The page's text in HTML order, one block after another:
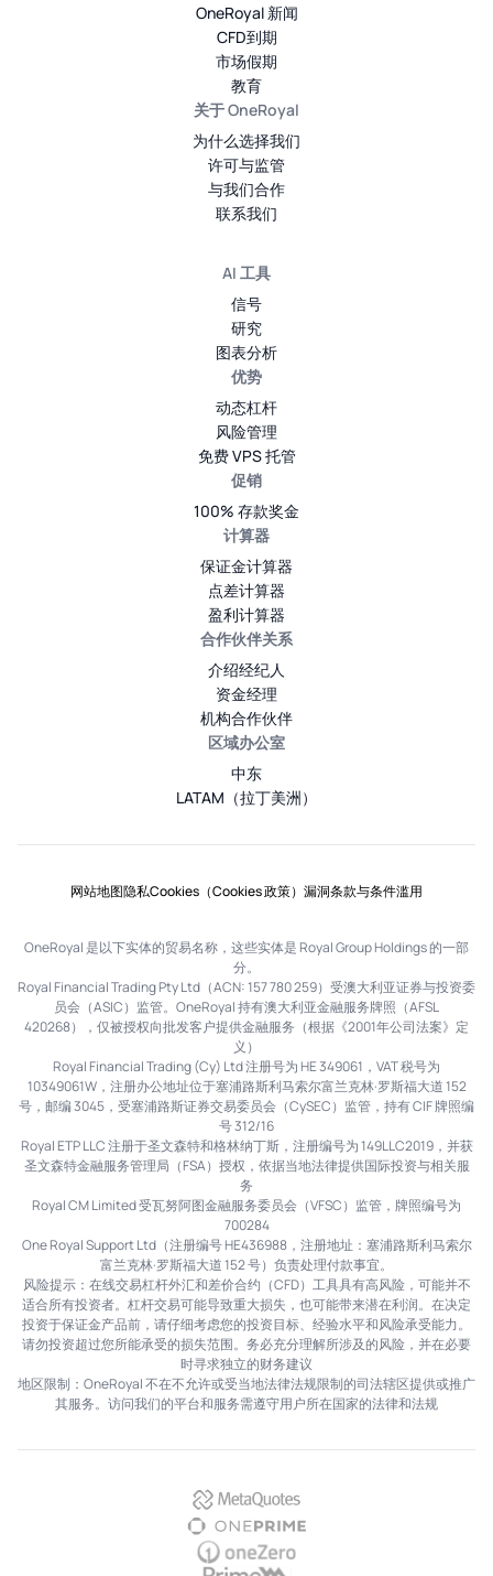
OneRoyal 新闻
CFD到期
市场假期
教育
关于 OneRoyal
为什么选择我们
许可与监管
与我们合作
联系我们
AI 工具
信号
研究
图表分析
优势
动态杠杆
风险管理
免费 VPS 托管
促销
100% 存款奖金
计算器
保证金计算器
点差计算器
盈利计算器
合作伙伴关系
介绍经纪人
资金经理
机构合作伙伴
区域办公室
中东
LATAM（拉丁美洲）
网站地图隐私Cookies（Cookies 政策） 漏洞条款与条件滥用
OneRoyal 是以下实体的贸易名称，这些实体是 Royal Group Holdings 的一部
分。
Royal Financial Trading Pty Ltd（ACN: 157 780 259）受澳大利亚证券与投资委
员会（ASIC）监管。OneRoyal 持有澳大利亚金融服务牌照（AFSL
420268），仅被授权向批发客户提供金融服务（根据《2001年公司法案》定
义）
Royal Financial Trading (Cy) Ltd 注册号为 HE 349061，VAT 税号为
10349061W，注册办公地址位于塞浦路斯利马索尔富兰克林·罗斯福大道 152
号，邮编 3045，受塞浦路斯证券交易委员会（CySEC）监管，持有 CIF 牌照编
号 312/16
Royal ETP LLC 注册于圣文森特和格林纳丁斯，注册编号为 149LLC2019，并获
圣文森特金融服务管理局（FSA）授权，依据当地法律提供国际投资与相关服
务
Royal CM Limited 受瓦努阿图金融服务委员会（VFSC）监管，牌照编号为
700284
One Royal Support Ltd（注册编号 HE436988，注册地址：塞浦路斯利马索尔
富兰克林·罗斯福大道 152 号）负责处理付款事宜。
风险提示：在线交易杠杆外汇和差价合约（CFD）工具具有高风险，可能并不
适合所有投资者。杠杆交易可能导致重大损失，也可能带来潜在利润。在决定
投资于保证金产品前，请仔细考虑您的投资目标、经验水平和风险承受能力。
请勿投资超过您所能承受的损失范围。务必充分理解所涉及的风险，并在必要
时寻求独立的财务建议
地区限制：OneRoyal 不在不允许或受当地法律法规限制的司法辖区提供或推广
其服务。访问我们的平台和服务需遵守用户所在国家的法律和法规
MetaQuotes
OnePrime
OneZero